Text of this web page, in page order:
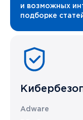
и возможных
подборке
Adware